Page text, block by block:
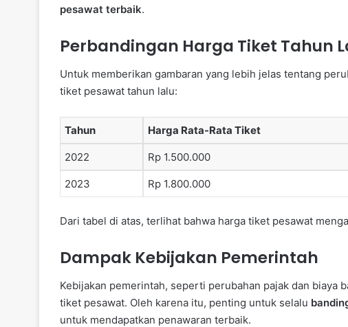
pesawat terbaik.
Perbandingan Harga Tiket Tahun
Untuk memberikan gambaran yang lebih jelas tentang
tiket pesawat tahun lalu:
Tahun Harga Rata-Rata Tiket
2022 Rp 1.500.000
2023 Rp 1.800.000
Dari tabel di atas, terlihat bahwa harga tiket pesawat
Dampak Kebijakan Pemerintah
Kebijakan pemerintah, seperti perubahan pajak dan biaya
tiket pesawat. Oleh karena itu, penting untuk selalu
untuk mendapatkan penawaran terbaik.